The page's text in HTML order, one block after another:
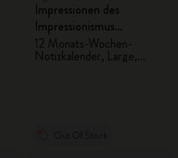
Impressionen des
Impressionismus
Undatierter Kalender
12 Monats-Wochen-
Notizkalender, Large,
fester Stoffeinband